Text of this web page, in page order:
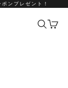
ンプレゼント！
検索カート